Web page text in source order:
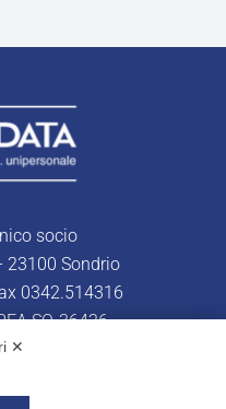
socio
23100 Sondrio
0342.514316
SO-36426
✕